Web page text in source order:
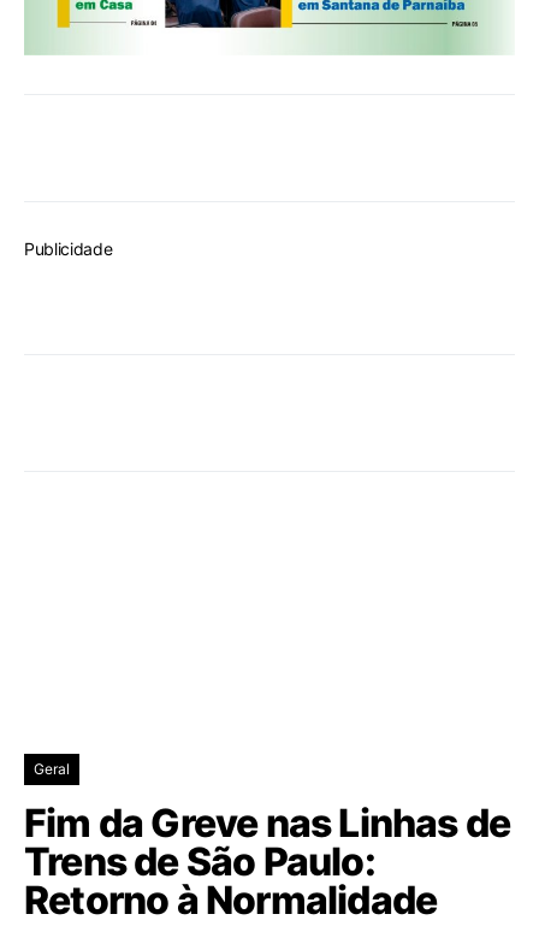
Publicidade
Geral
Fim da Greve nas Linhas de
Trens de São Paulo:
Retorno à Normalidade